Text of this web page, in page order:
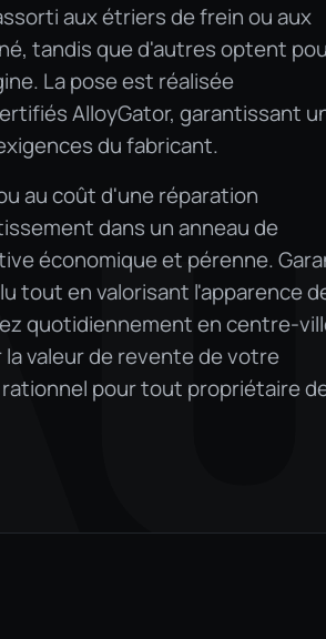
aux étriers de frein ou aux
tandis que d'autres optent
La pose est réalisée
AlloyGator, garantissant
du fabricant.
au coût d'une réparation
dans un anneau de
économique et pérenne.
tout en valorisant l'apparence
quotidiennement en centre-
valeur de revente de votre
pour tout propriétaire